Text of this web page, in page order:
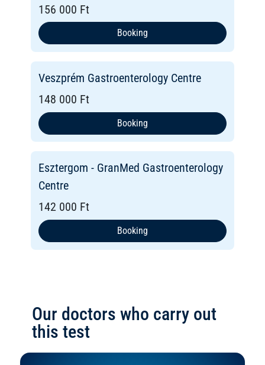
156 000 Ft
Booking
Veszprém Gastroenterology Centre
148 000 Ft
Booking
Esztergom - GranMed Gastroenterology
Centre
142 000 Ft
Booking
Our doctors who carry out
this test